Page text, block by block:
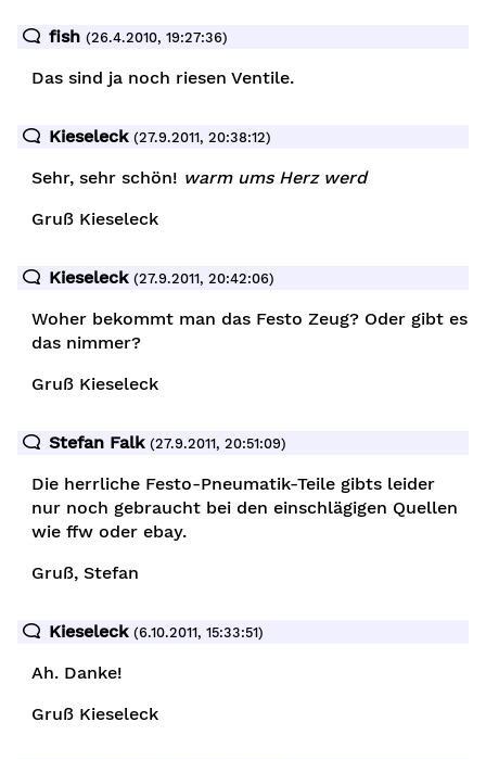
fish (26.4.2010, 19:27:36)
Das sind ja noch riesen Ventile.
Kieseleck (27.9.2011, 20:38:12)
Sehr, sehr schön! warm ums Herz werd
Gruß Kieseleck
Kieseleck (27.9.2011, 20:42:06)
Woher bekommt man das Festo Zeug? Oder gibt es
das nimmer?
Gruß Kieseleck
Stefan Falk (27.9.2011, 20:51:09)
Die herrliche Festo-Pneumatik-Teile gibts leider
nur noch gebraucht bei den einschlägigen Quellen
wie ffw oder ebay.
Gruß, Stefan
Kieseleck (6.10.2011, 15:33:51)
Ah. Danke!
Gruß Kieseleck